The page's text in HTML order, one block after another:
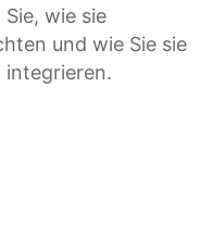
wie sie
und wie Sie sie
integrieren.